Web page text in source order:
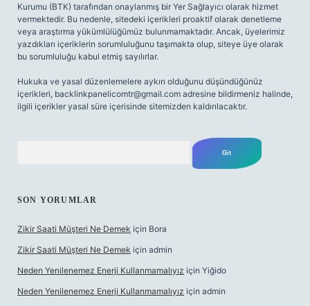
Kurumu (BTK) tarafından onaylanmış bir Yer Sağlayıcı olarak hizmet
vermektedir. Bu nedenle, sitedeki içerikleri proaktif olarak denetleme
veya araştırma yükümlülüğümüz bulunmamaktadır. Ancak, üyelerimiz
yazdıkları içeriklerin sorumluluğunu taşımakta olup, siteye üye olarak
bu sorumluluğu kabul etmiş sayılırlar.
Hukuka ve yasal düzenlemelere aykırı olduğunu düşündüğünüz
içerikleri, backlinkpanelicomtr@gmail.com adresine bildirmeniz halinde,
ilgili içerikler yasal süre içerisinde sitemizden kaldırılacaktır.
SON YORUMLAR
Zikir Saati Müşteri Ne Demek için Bora
Zikir Saati Müşteri Ne Demek için admin
Neden Yenilenemez Enerji Kullanmamalıyız için Yiğido
Neden Yenilenemez Enerji Kullanmamalıyız için admin